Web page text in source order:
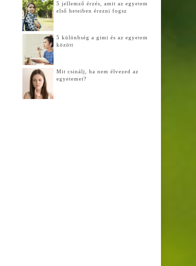
5 jellemző érzés, amit az egyetem
első heteiben érezni fogsz
5 különbség a gimi és az egyetem
között
Mit csinálj, ha nem élvezed az
egyetemet?